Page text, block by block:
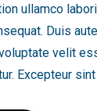
ullamco
Duis
velit
Excepteur